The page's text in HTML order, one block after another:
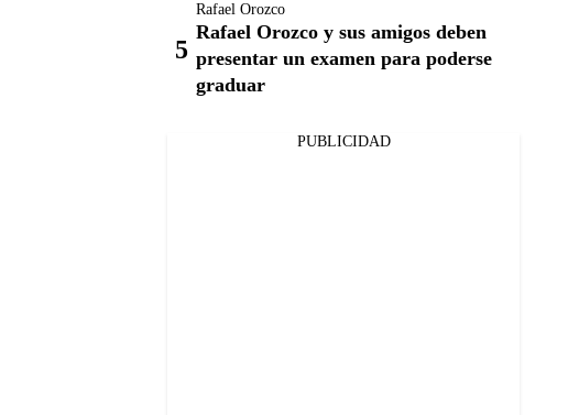
Rafael Orozco
Rafael Orozco y sus amigos deben
presentar un examen para poderse
graduar
PUBLICIDAD